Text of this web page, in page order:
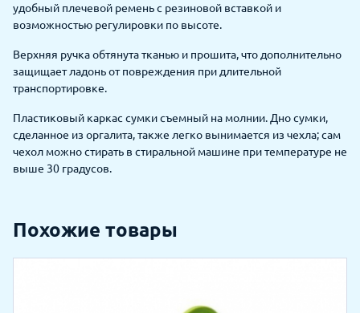
удобный плечевой ремень с резиновой вставкой и
возможностью регулировки по высоте.
Верхняя ручка обтянута тканью и прошита, что дополнительно
защищает ладонь от повреждения при длительной
транспортировке.
Пластиковый каркас сумки съемный на молнии. Дно сумки,
сделанное из оргалита, также легко вынимается из чехла; сам
чехол можно стирать в стиральной машине при температуре не
выше 30 градусов.
Похожие товары